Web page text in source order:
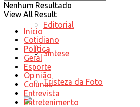
Editorial
Síntese
Tristeza da Foto
Nenhum Resultado
View All Result
Início
Cotidiano
Política
Geral
Esporte
Opinião
Colunas
Entrevista
Entretenimento